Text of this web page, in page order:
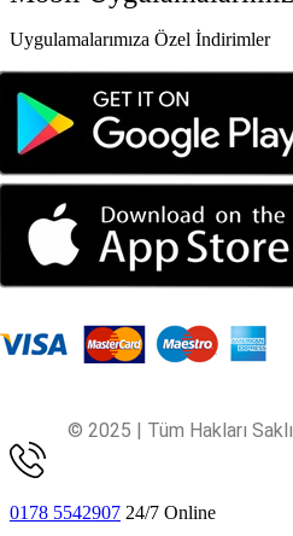
Uygulamalarımıza Özel İndirimler
© 2025 | Tüm Hakları
0178 5542907 24/7 Online